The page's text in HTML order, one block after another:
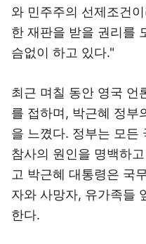
와 민주주의 선제조건
한 재판을 받을 권리를
슴없이 하고 있다."
최근 며칠 동안 영국 언
를 접하며, 박근혜 정부
을 느꼈다. 정부는 모든
참사의 원인을 명백하
고 박근혜 대통령은 국
자와 사망자, 유가족들
한다.